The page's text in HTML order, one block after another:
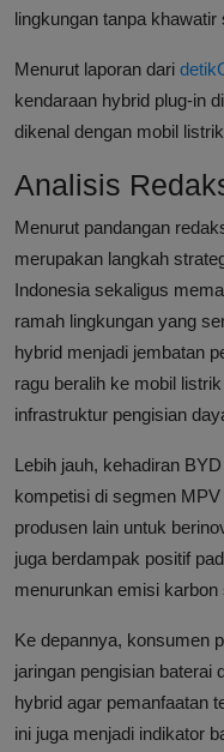
lingkungan tanpa khawatir
Menurut laporan dari
kendaraan hybrid plug-in
dikenal dengan mobil
Analisis
Menurut pandangan
merupakan langkah
Indonesia sekaligus
ramah lingkungan yang
hybrid menjadi jembatan
ragu beralih ke mobil
infrastruktur pengisian
Lebih jauh, kehadiran
kompetisi di segmen
produsen lain untuk
juga berdampak positif
menurunkan emisi
Ke depannya, konsumen
jaringan pengisian baterai
hybrid agar pemanfaatan
ini juga menjadi indikator